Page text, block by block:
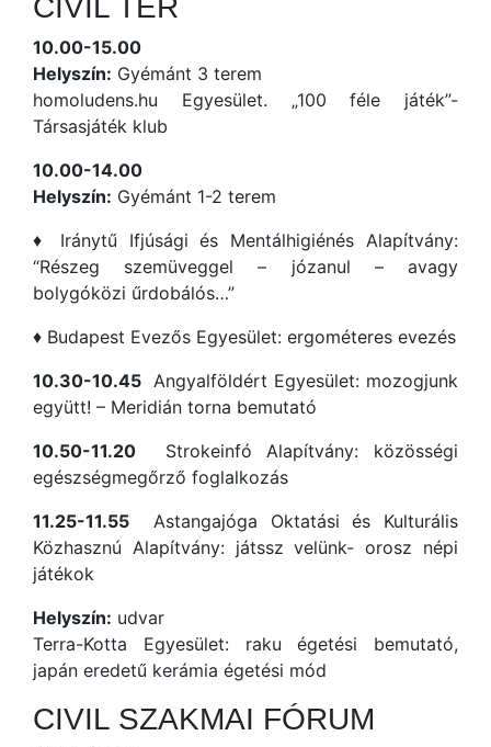
CIVIL TÉR
10.00-15.00
Helyszín: Gyémánt 3 terem
homoludens.hu Egyesület. „100 féle játék”-
Társasjáték klub
10.00-14.00
Helyszín: Gyémánt 1-2 terem
♦ Iránytű Ifjúsági és Mentálhigiénés Alapítvány:
“Részeg szemüveggel – józanul – avagy
bolygóközi űrdobálós…”
♦ Budapest Evezős Egyesület: ergométeres evezés
10.30-10.45 Angyalföldért Egyesület: mozogjunk
együtt! – Meridián torna bemutató
10.50-11.20
Strokeinfó Alapítvány: közösségi
egészségmegőrző foglalkozás
11.25-11.55
Astangajóga Oktatási és Kulturális
Közhasznú Alapítvány: játssz velünk- orosz népi
játékok
Helyszín: udvar
Terra-Kotta Egyesület: raku égetési bemutató,
japán eredetű kerámia égetési mód
CIVIL SZAKMAI FÓRUM